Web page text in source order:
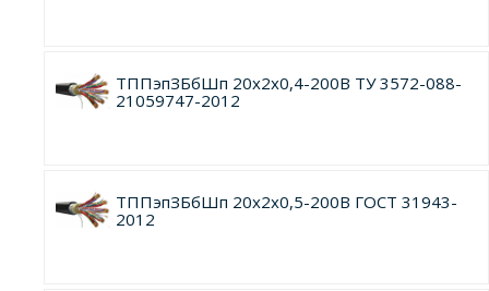
ТППэпЗБбШп 20х2х0,4-200В ТУ 3572-088-
21059747-2012
ТППэпЗБбШп 20х2х0,5-200В ГОСТ 31943-
2012